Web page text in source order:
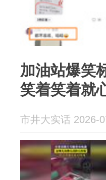
加油站爆笑
笑着笑着就
市井大实话 2026-